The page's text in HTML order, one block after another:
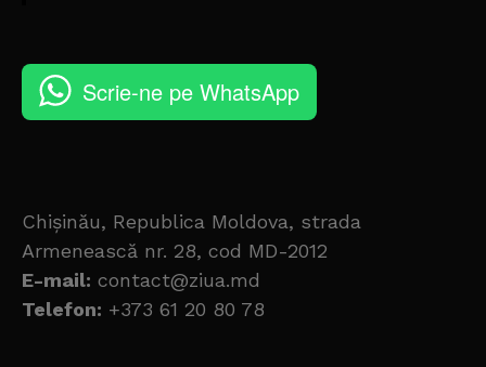
Scrie-ne pe WhatsApp
Chișinău, Republica Moldova, strada
Armenească nr. 28, cod MD-2012
E-mail: contact@ziua.md
Telefon: +373 61 20 80 78